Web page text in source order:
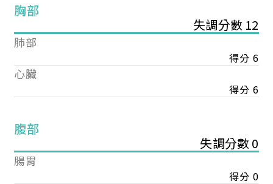
胸部
失調分數 12
肺部
得分 6
心臟
得分 6
腹部
失調分數 0
腸胃
得分 0